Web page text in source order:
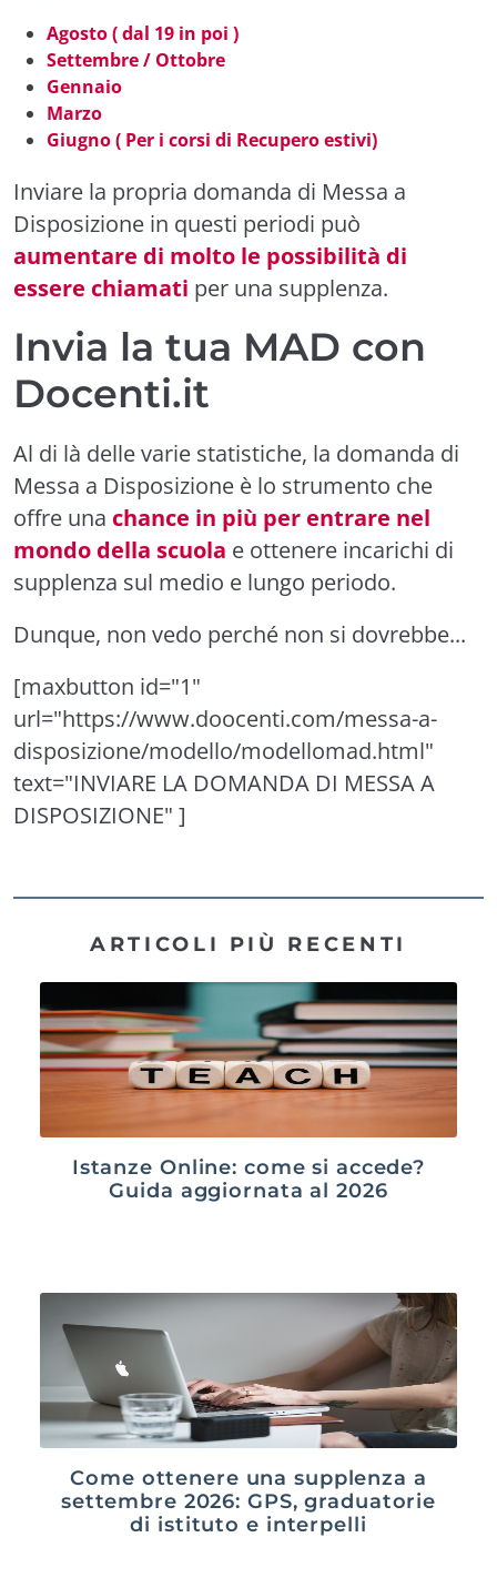
Agosto ( dal 19 in poi )
Settembre / Ottobre
Gennaio
Marzo
Giugno ( Per i corsi di Recupero estivi)
Inviare la propria domanda di Messa a
Disposizione in questi periodi può
aumentare di molto le possibilità di
essere chiamati per una supplenza.
Invia la tua MAD con
Docenti.it
Al di là delle varie statistiche, la domanda di
Messa a Disposizione è lo strumento che
offre una chance in più per entrare nel
mondo della scuola e ottenere incarichi di
supplenza sul medio e lungo periodo.
Dunque, non vedo perché non si dovrebbe...
[maxbutton id="1"
url="https://www.doocenti.com/messa-a-
disposizione/modello/modellomad.html"
text="INVIARE LA DOMANDA DI MESSA A
DISPOSIZIONE" ]
ARTICOLI PIÙ RECENTI
Istanze Online: come si accede?
Guida aggiornata al 2026
Come ottenere una supplenza a
settembre 2026: GPS, graduatorie
di istituto e interpelli